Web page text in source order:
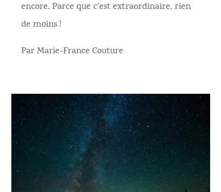
encore. Parce que c’est extraordinaire, rien
de moins !
Par Marie-France Couture